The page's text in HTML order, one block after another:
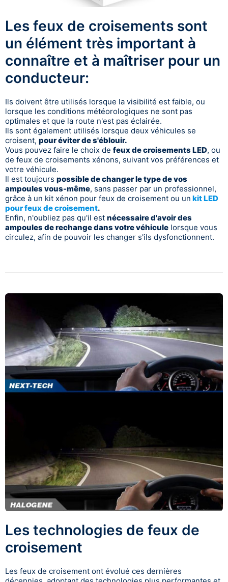
Les feux de croisements sont
un élément très important à
connaître et à maîtriser pour un
conducteur:
Ils doivent être utilisés lorsque la visibilité est faible, ou
lorsque les conditions météorologiques ne sont pas
optimales et que la route n'est pas éclairée.
Ils sont également utilisés lorsque deux véhicules se
croisent, pour éviter de s'éblouir.
Vous pouvez faire le choix de feux de croisements LED, ou
de feux de croisements xénons, suivant vos préférences et
votre véhicule.
Il est toujours possible de changer le type de vos
ampoules vous-même, sans passer par un professionnel,
grâce à un kit xénon pour feux de croisement ou un kit LED
pour feux de croisement.
Enfin, n'oubliez pas qu'il est nécessaire d'avoir des
ampoules de rechange dans votre véhicule lorsque vous
circulez, afin de pouvoir les changer s'ils dysfonctionnent.
Les technologies de feux de
croisement
Les feux de croisement ont évolué ces dernières